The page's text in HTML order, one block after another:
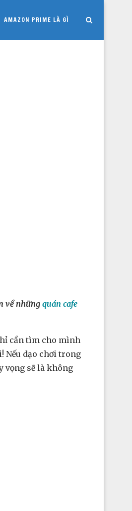
AMAZON PRIME LÀ GÌ
về những quán cafe
cần tìm cho mình
Nếu dạo chơi trong
vọng sẽ là không